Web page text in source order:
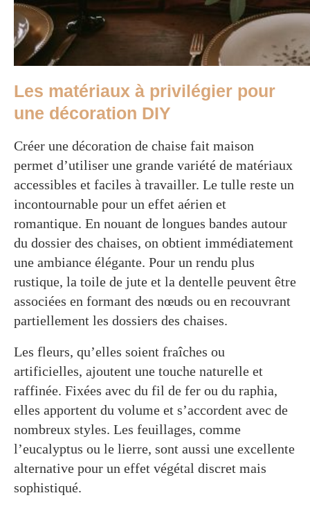
Les matériaux à privilégier pour
une décoration DIY
Créer une décoration de chaise fait maison
permet d’utiliser une grande variété de matériaux
accessibles et faciles à travailler. Le tulle reste un
incontournable pour un effet aérien et
romantique. En nouant de longues bandes autour
du dossier des chaises, on obtient immédiatement
une ambiance élégante. Pour un rendu plus
rustique, la toile de jute et la dentelle peuvent être
associées en formant des nœuds ou en recouvrant
partiellement les dossiers des chaises.
Les fleurs, qu’elles soient fraîches ou
artificielles, ajoutent une touche naturelle et
raffinée. Fixées avec du fil de fer ou du raphia,
elles apportent du volume et s’accordent avec de
nombreux styles. Les feuillages, comme
l’eucalyptus ou le lierre, sont aussi une excellente
alternative pour un effet végétal discret mais
sophistiqué.